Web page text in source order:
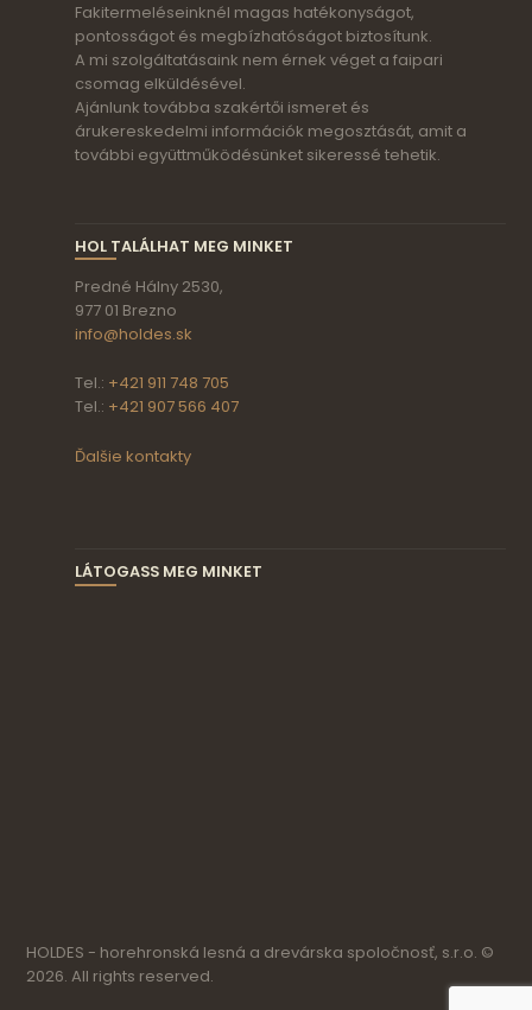
Fakitermeléseinknél magas hatékonyságot,
pontosságot és megbízhatóságot biztosítunk.
A mi szolgáltatásaink nem érnek véget a faipari
csomag elküldésével.
Ajánlunk továbba szakértői ismeret és
árukereskedelmi információk megosztását, amit a
további együttműködésünket sikeressé tehetik.
HOL TALÁLHAT MEG MINKET
Predné Hálny 2530,
977 01 Brezno
info@holdes.sk
Tel.: +421 911 748 705
Tel.: +421 907 566 407
Ďalšie kontakty
LÁTOGASS MEG MINKET
HOLDES - horehronská lesná a drevárska spoločnosť, s.r.o. ©
2026. All rights reserved.